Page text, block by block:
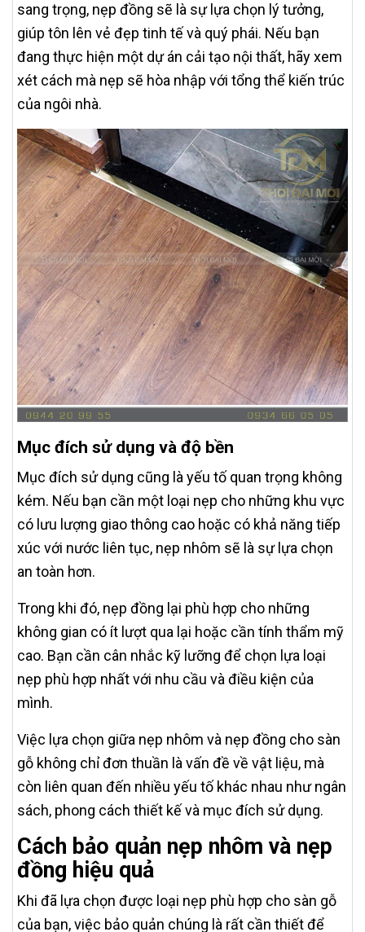
sang trọng, nẹp đồng sẽ là sự lựa chọn lý tưởng,
giúp tôn lên vẻ đẹp tinh tế và quý phái. Nếu bạn
đang thực hiện một dự án cải tạo nội thất, hãy xem
xét cách mà nẹp sẽ hòa nhập với tổng thể kiến trúc
của ngôi nhà.
Mục đích sử dụng và độ bền
Mục đích sử dụng cũng là yếu tố quan trọng không
kém. Nếu bạn cần một loại nẹp cho những khu vực
có lưu lượng giao thông cao hoặc có khả năng tiếp
xúc với nước liên tục, nẹp nhôm sẽ là sự lựa chọn
an toàn hơn.
Trong khi đó, nẹp đồng lại phù hợp cho những
không gian có ít lượt qua lại hoặc cần tính thẩm mỹ
cao. Bạn cần cân nhắc kỹ lưỡng để chọn lựa loại
nẹp phù hợp nhất với nhu cầu và điều kiện của
mình.
Việc lựa chọn giữa nẹp nhôm và nẹp đồng cho sàn
gỗ không chỉ đơn thuần là vấn đề về vật liệu, mà
còn liên quan đến nhiều yếu tố khác nhau như ngân
sách, phong cách thiết kế và mục đích sử dụng.
Cách bảo quản nẹp nhôm và nẹp
đồng hiệu quả
Khi đã lựa chọn được loại nẹp phù hợp cho sàn gỗ
của bạn, việc bảo quản chúng là rất cần thiết để